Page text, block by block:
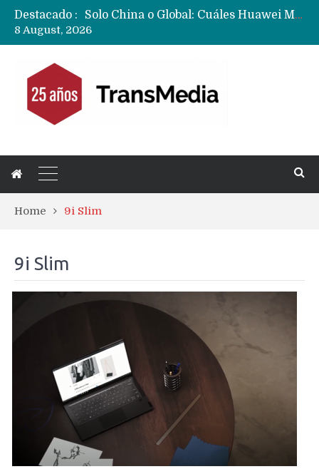
Destacado :
Solo China o Global: Cuáles Huawei MateBook, MatePad y Nova llegarán a Europa y LATAM?
Fabricantes suben precios de teléfonos y ganan más dinero en un mercado donde Xiaomi alerta por no mejorar ventas
8 August, 2026
Home 9i Slim
9i Slim